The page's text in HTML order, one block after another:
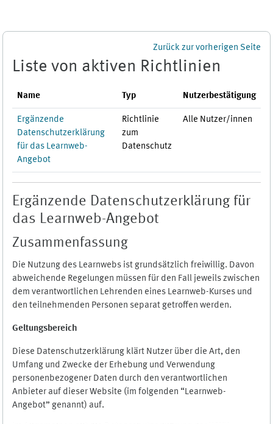
Zurück zur vorherigen Seite
Liste von aktiven Richtlinien
Name Typ Nutzerbestätigung
Ergänzende
Datenschutzerklärung
für das Learnweb-
Angebot
Richtlinie
zum
Datenschutz
Alle Nutzer/innen
Ergänzende Datenschutzerklärung für
das Learnweb-Angebot
Zusammenfassung
Die Nutzung des Learnwebs ist grundsätzlich freiwillig. Davon
abweichende Regelungen müssen für den Fall jeweils zwischen
dem verantwortlichen Lehrenden eines Learnweb-Kurses und
den teilnehmenden Personen separat getroffen werden.
Geltungsbereich
Diese Datenschutzerklärung klärt Nutzer über die Art, den
Umfang und Zwecke der Erhebung und Verwendung
personenbezogener Daten durch den verantwortlichen
Anbieter auf dieser Website (im folgenden “Learnweb-
Angebot” genannt) auf.